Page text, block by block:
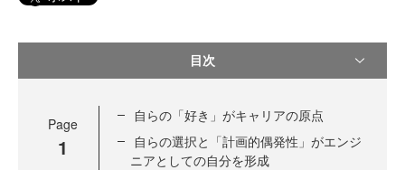
目次
Page
1
自らの「好き」がキャリアの原点
自らの選択と「計画的偶発性」がエンジ
ニアとしての自分を形成